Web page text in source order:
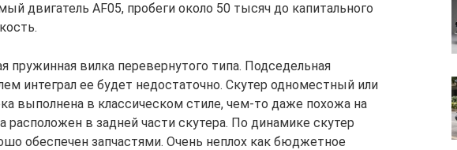
двигатель AF05, пробеги около 50 тысяч до капитального
пружинная вилка перевернутого типа. Подседельная
интеграл ее будет недостаточно. Скутер одноместный или
выполнена в классическом стиле, чем-то даже похожа на
расположен в задней части скутера. По динамике скутер
обеспечен запчастями. Очень неплох как бюджетное